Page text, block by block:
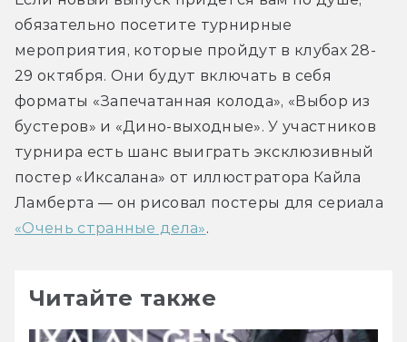
обязательно посетите турнирные
мероприятия, которые пройдут в клубах 28-
29 октября. Они будут включать в себя
форматы «Запечатанная колода», «Выбор из
бустеров» и «Дино-выходные». У участников
турнира есть шанс выиграть эксклюзивный
постер «Иксалана» от иллюстратора Кайла
«Очень странные дела».
Читайте также